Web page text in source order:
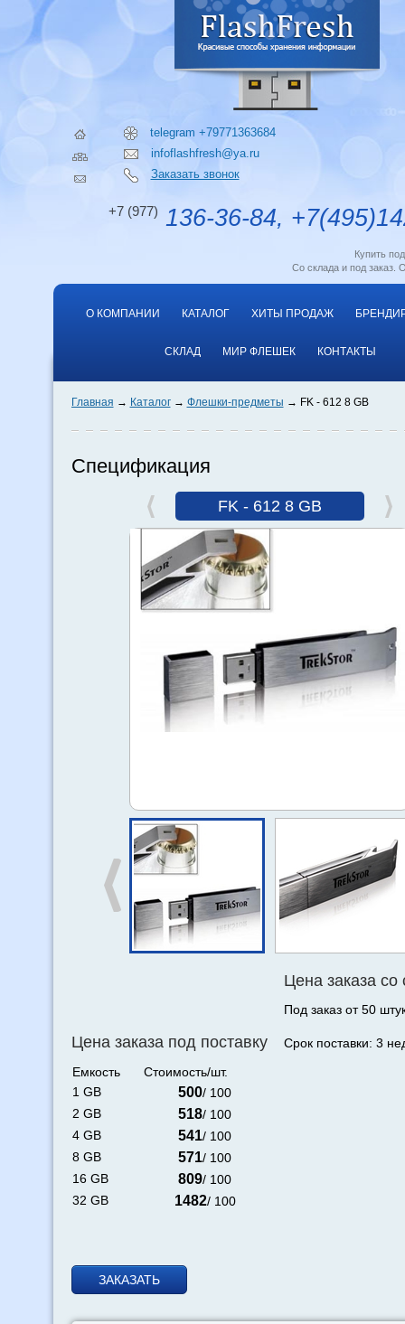
telegram +79771363684
infoflashfresh@ya.ru
Заказать звонок
+7 (977) 136-36-84,
Купить
Со склада и под заказ.
О КОМПАНИИ КАТАЛОГ ХИТЫ ПРОДАЖ
СКЛАД МИР ФЛЕШЕК КОНТАКТЫ
Главная Каталог Флешки-предметы FK - 612 8 GB
Спецификация
FK - 612 8 GB
Цена заказа под поставку
Емкость
Стоимость/шт.
1 GB
500/ 100
2 GB
518/ 100
4 GB
541/ 100
8 GB
571/ 100
16 GB
809/ 100
32 GB
1482/ 100
Цена заказа со
Под заказ от 50
Срок поставки: 3
ЗАКАЗАТЬ